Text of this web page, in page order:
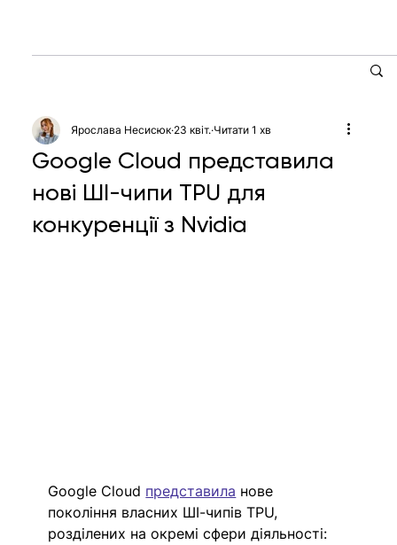
Google Cloud представила
нові ШІ-чипи TPU для
конкуренції з Nvidia
Ярослава Несисюк 23 квіт. Читати 1 хв
Google Cloud представила нове
покоління власних ШІ-чипів TPU,
розділених на окремі сфери діяльності: